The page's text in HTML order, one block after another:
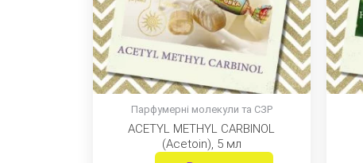
Парфумерні молекули та СЗР
ACETYL METHYL CARBINOL
(Acetoin), 5 мл